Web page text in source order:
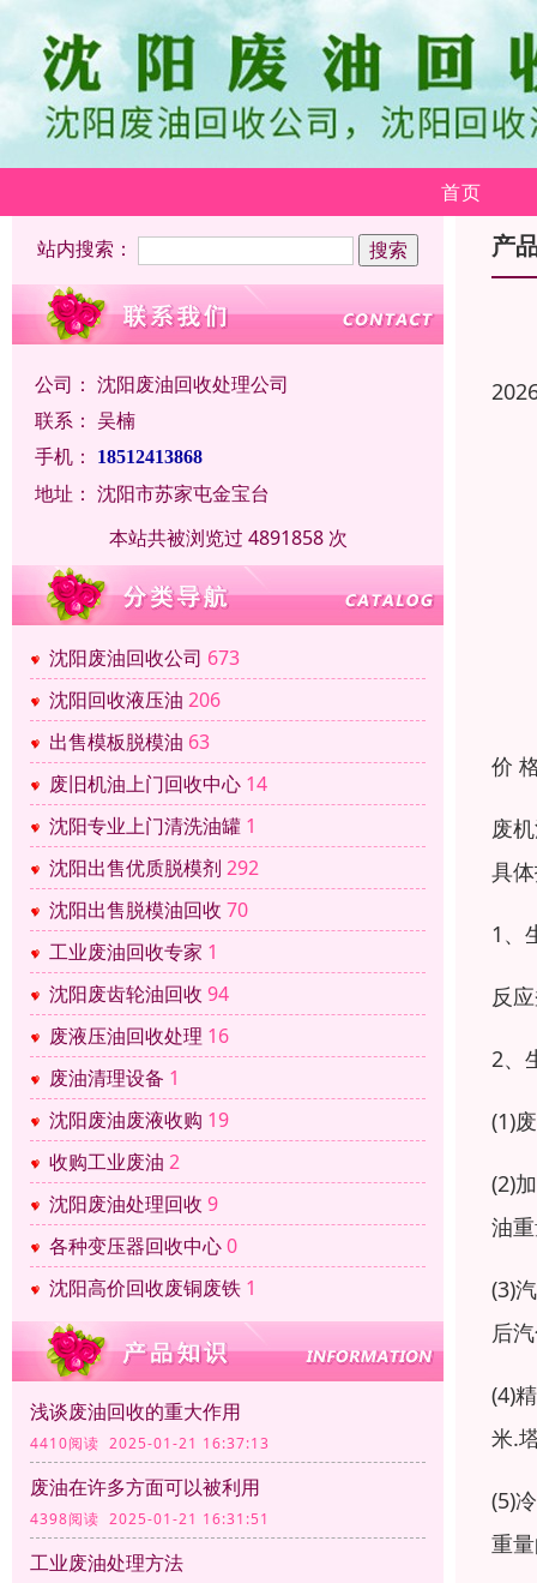
首页
站内搜索：
公司： 沈阳废油回收处理公司
联系： 吴楠
手机：
18512413868
地址： 沈阳市苏家屯金宝台
本站共被浏览过 4891858 次
沈阳废油回收公司 673
沈阳回收液压油 206
出售模板脱模油 63
废旧机油上门回收中心 14
沈阳专业上门清洗油罐 1
沈阳出售优质脱模剂 292
沈阳出售脱模油回收 70
工业废油回收专家 1
沈阳废齿轮油回收 94
废液压油回收处理 16
废油清理设备 1
沈阳废油废液收购 19
收购工业废油 2
沈阳废油处理回收 9
各种变压器回收中心0
沈阳高价回收废铜废铁 1
浅谈废油回收的重大作用
4410阅读 2025-01-21 16:37:13
废油在许多方面可以被利用
4398阅读 2025-01-21 16:31:51
工业废油处理方法
产
价
废
具
1、
反
2、
(1)
(2)
油
(3)
后
(4)
米.
(5)
重